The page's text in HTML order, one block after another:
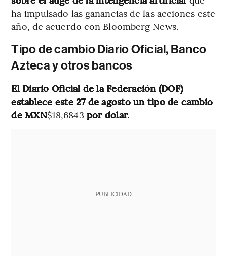
ha impulsado las ganancias de las acciones este
año, de acuerdo con Bloomberg News.
Tipo de cambio Diario Oficial, Banco
Azteca y otros bancos
El Diario Oficial de la Federación (DOF)
establece este 27 de agosto un tipo de cambio
de MXN$18,6843 por dólar.
PUBLICIDAD